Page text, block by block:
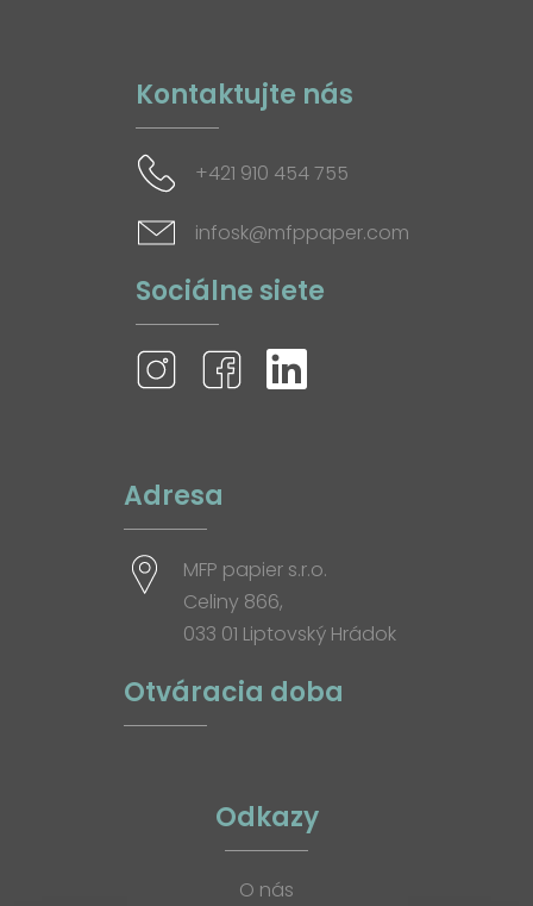
Kontaktujte nás
+421 910 454 755
infosk@mfppaper.com
Sociálne siete
Adresa
MFP papier s.r.o.
Celiny 866,
033 01 Liptovský Hrádok
Otváracia doba
Odkazy
O nás